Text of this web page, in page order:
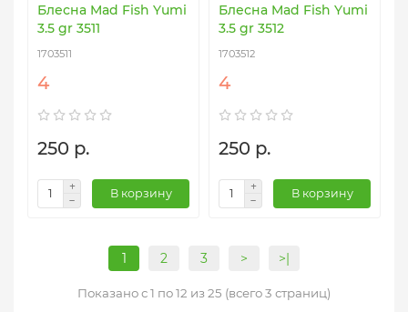
Блесна Mad Fish Yumi
3.5 gr 3511
1703511
4
250 р.
В корзину
Блесна Mad Fish Yumi
3.5 gr 3512
1703512
4
250 р.
В корзину
1 2 3 > >|
Показано с 1 по 12 из 25 (всего 3 страниц)